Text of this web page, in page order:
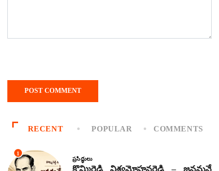
RECENT POPULAR COMMENTS
1
ప్రసిద్ధులు